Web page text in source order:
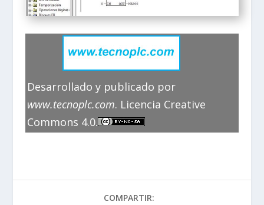
Desarrollado y publicado por
www.tecnoplc.com. Licencia Creative
Commons 4.0.
COMPARTIR: